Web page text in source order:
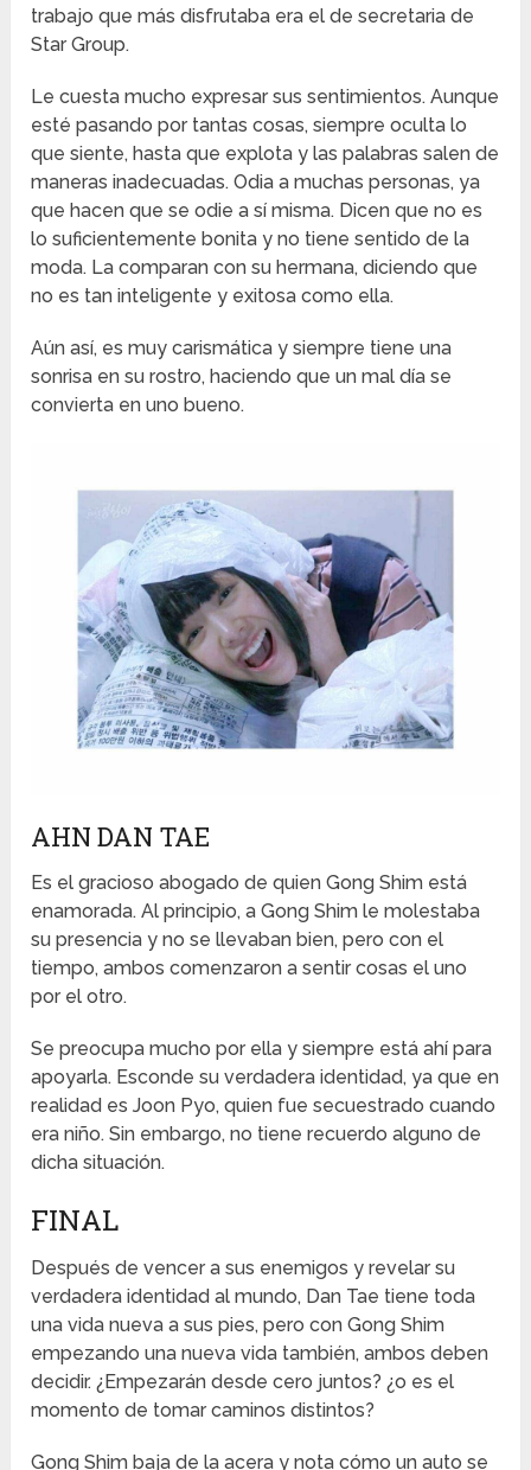
trabajo que más disfrutaba era el de secretaria de
Star Group.
Le cuesta mucho expresar sus sentimientos. Aunque
esté pasando por tantas cosas, siempre oculta lo
que siente, hasta que explota y las palabras salen de
maneras inadecuadas. Odia a muchas personas, ya
que hacen que se odie a sí misma. Dicen que no es
lo suficientemente bonita y no tiene sentido de la
moda. La comparan con su hermana, diciendo que
no es tan inteligente y exitosa como ella.
Aún así, es muy carismática y siempre tiene una
sonrisa en su rostro, haciendo que un mal día se
convierta en uno bueno.
AHN DAN TAE
Es el gracioso abogado de quien Gong Shim está
enamorada. Al principio, a Gong Shim le molestaba
su presencia y no se llevaban bien, pero con el
tiempo, ambos comenzaron a sentir cosas el uno
por el otro.
Se preocupa mucho por ella y siempre está ahí para
apoyarla. Esconde su verdadera identidad, ya que en
realidad es Joon Pyo, quien fue secuestrado cuando
era niño. Sin embargo, no tiene recuerdo alguno de
dicha situación.
FINAL
Después de vencer a sus enemigos y revelar su
verdadera identidad al mundo, Dan Tae tiene toda
una vida nueva a sus pies, pero con Gong Shim
empezando una nueva vida también, ambos deben
decidir. ¿Empezarán desde cero juntos? ¿o es el
momento de tomar caminos distintos?
Gong Shim baja de la acera y nota cómo un auto se